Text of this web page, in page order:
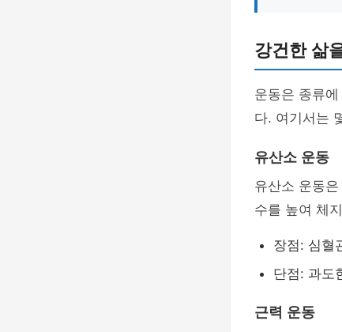
강건한 삶
운동은 종류
다. 여기서는
유산소 운동
유산소 운동
수를 높여 체
장점: 심혈
단점: 과도
근력 운동